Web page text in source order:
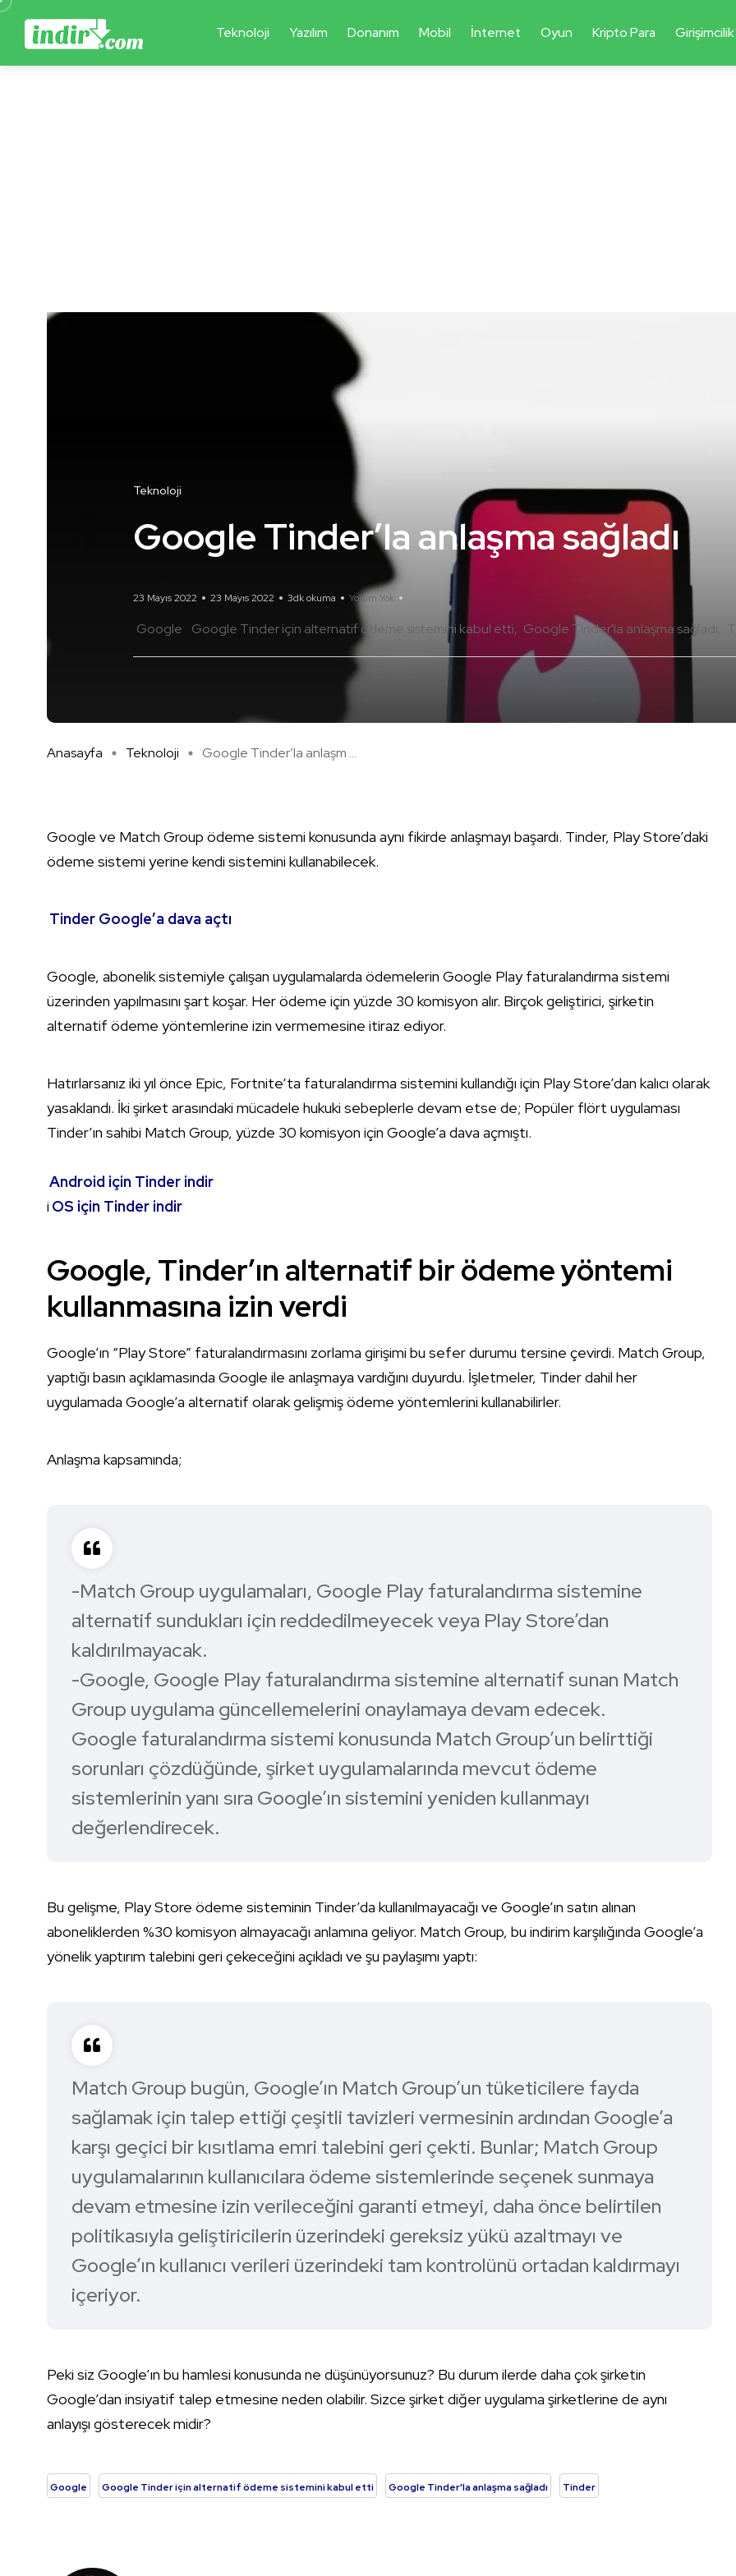
Teknoloji Yazılım Donanım Mobil İnternet Oyun Kripto Para Girişimcilik
Teknoloji
Google Tinder’la anlaşma sağladı
23 Mayıs 2022 23 Mayıs 2022 3dk okuma Yorum Yok
Google Google Tinder için alternatif ödeme sistemini kabul etti Google Tinder'la anlaşma sağladı
Anasayfa Teknoloji Google Tinder’la anlaşm ...
Google ve Match Group ödeme sistemi konusunda aynı fikirde anlaşmayı başardı. Tinder, Play Store’daki
ödeme sistemi yerine kendi sistemini kullanabilecek.
Tinder Google’a dava açtı
Google, abonelik sistemiyle çalışan uygulamalarda ödemelerin Google Play faturalandırma sistemi
üzerinden yapılmasını şart koşar. Her ödeme için yüzde 30 komisyon alır. Birçok geliştirici, şirketin
alternatif ödeme yöntemlerine izin vermemesine itiraz ediyor.
Hatırlarsanız iki yıl önce Epic, Fortnite’ta faturalandırma sistemini kullandığı için Play Store’dan kalıcı olarak
yasaklandı. İki şirket arasındaki mücadele hukuki sebeplerle devam etse de; Popüler flört uygulaması
Tinder’ın sahibi Match Group, yüzde 30 komisyon için Google’a dava açmıştı.
Android için Tinder indir
i OS için Tinder indir
Google, Tinder’ın alternatif bir ödeme yöntemi
kullanmasına izin verdi
Google’ın “Play Store” faturalandırmasını zorlama girişimi bu sefer durumu tersine çevirdi. Match Group,
yaptığı basın açıklamasında Google ile anlaşmaya vardığını duyurdu. İşletmeler, Tinder dahil her
uygulamada Google’a alternatif olarak gelişmiş ödeme yöntemlerini kullanabilirler.
Anlaşma kapsamında;
-Match Group uygulamaları, Google Play faturalandırma sistemine
alternatif sundukları için reddedilmeyecek veya Play Store’dan
kaldırılmayacak.
-Google, Google Play faturalandırma sistemine alternatif sunan Match
Group uygulama güncellemelerini onaylamaya devam edecek.
Google faturalandırma sistemi konusunda Match Group’un belirttiği
sorunları çözdüğünde, şirket uygulamalarında mevcut ödeme
sistemlerinin yanı sıra Google’ın sistemini yeniden kullanmayı
değerlendirecek.
Bu gelişme, Play Store ödeme sisteminin Tinder’da kullanılmayacağı ve Google’ın satın alınan
aboneliklerden %30 komisyon almayacağı anlamına geliyor. Match Group, bu indirim karşılığında Google’a
yönelik yaptırım talebini geri çekeceğini açıkladı ve şu paylaşımı yaptı:
Match Group bugün, Google’ın Match Group’un tüketicilere fayda
sağlamak için talep ettiği çeşitli tavizleri vermesinin ardından Google’a
karşı geçici bir kısıtlama emri talebini geri çekti. Bunlar; Match Group
uygulamalarının kullanıcılara ödeme sistemlerinde seçenek sunmaya
devam etmesine izin verileceğini garanti etmeyi, daha önce belirtilen
politikasıyla geliştiricilerin üzerindeki gereksiz yükü azaltmayı ve
Google’ın kullanıcı verileri üzerindeki tam kontrolünü ortadan kaldırmayı
içeriyor.
Peki siz Google’ın bu hamlesi konusunda ne düşünüyorsunuz? Bu durum ilerde daha çok şirketin
Google’dan insiyatif talep etmesine neden olabilir. Sizce şirket diğer uygulama şirketlerine de aynı
anlayışı gösterecek midir?
Google Google Tinder için alternatif ödeme sistemini kabul etti Google Tinder'la anlaşma sağladı Tinder